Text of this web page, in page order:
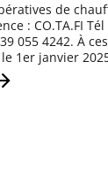
de
: CO.TA.FI
055 4242. À
1er janvier